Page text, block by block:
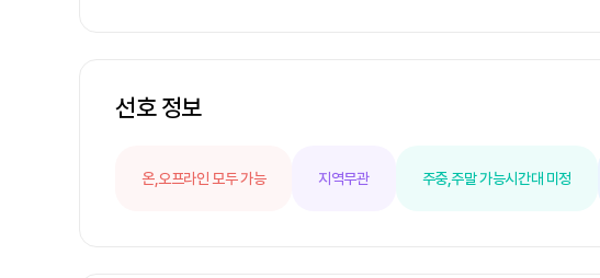
선호 정보
온,오프라인 모두 가능 지역무관 주중,주말 가능시간대 미정